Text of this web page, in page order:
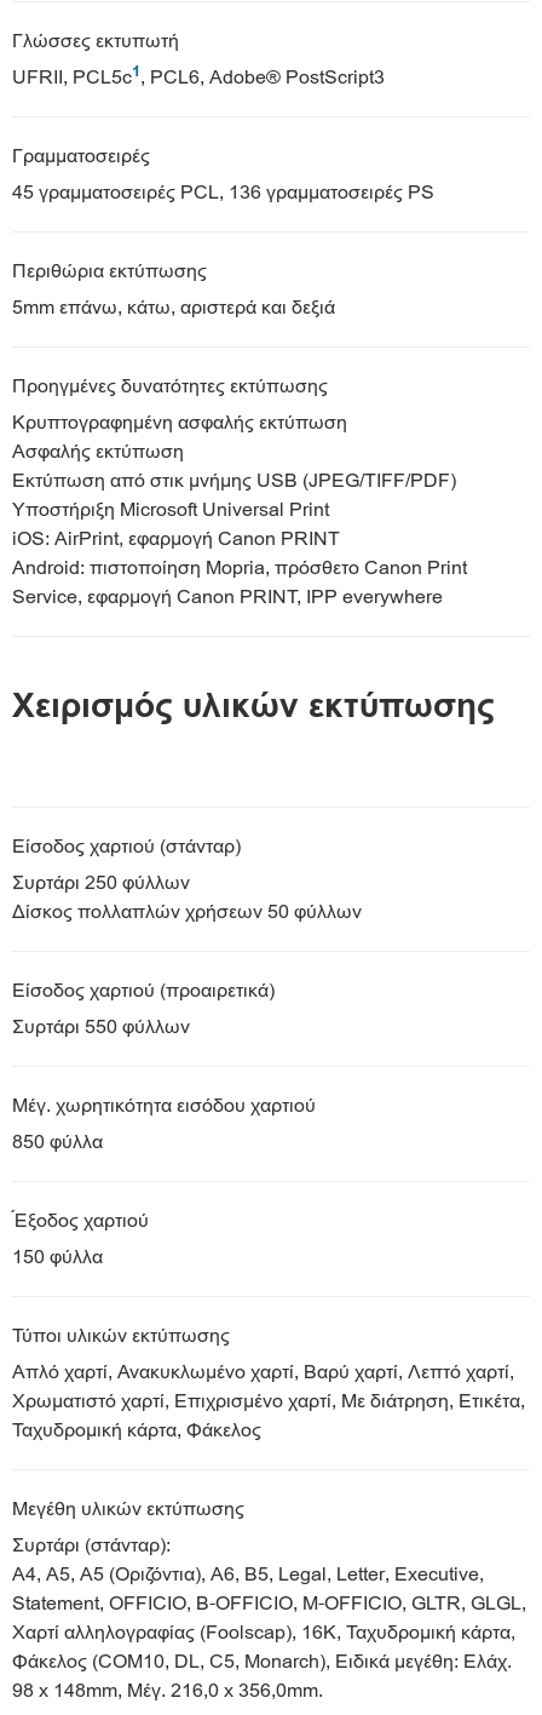
Γλώσσες εκτυπωτή
UFRII, PCL5c1, PCL6, Adobe® PostScript3
Γραμματοσειρές
45 γραμματοσειρές PCL, 136 γραμματοσειρές PS
Περιθώρια εκτύπωσης
5mm επάνω, κάτω, αριστερά και δεξιά
Προηγμένες δυνατότητες εκτύπωσης
Κρυπτογραφημένη ασφαλής εκτύπωση
Ασφαλής εκτύπωση
Εκτύπωση από στικ μνήμης USB (JPEG/TIFF/PDF)
Υποστήριξη Microsoft Universal Print
iOS: AirPrint, εφαρμογή Canon PRINT
Android: πιστοποίηση Mopria, πρόσθετο Canon Print
Service, εφαρμογή Canon PRINT, IPP everywhere
Χειρισμός υλικών εκτύπωσης
Είσοδος χαρτιού (στάνταρ)
Συρτάρι 250 φύλλων
Δίσκος πολλαπλών χρήσεων 50 φύλλων
Είσοδος χαρτιού (προαιρετικά)
Συρτάρι 550 φύλλων
Μέγ. χωρητικότητα εισόδου χαρτιού
850 φύλλα
Έξοδος χαρτιού
150 φύλλα
Τύποι υλικών εκτύπωσης
Απλό χαρτί, Ανακυκλωμένο χαρτί, Βαρύ χαρτί, Λεπτό χαρτί,
Χρωματιστό χαρτί, Επιχρισμένο χαρτί, Με διάτρηση, Ετικέτα,
Ταχυδρομική κάρτα, Φάκελος
Μεγέθη υλικών εκτύπωσης
Συρτάρι (στάνταρ):
A4, A5, A5 (Οριζόντια), Α6, B5, Legal, Letter, Executive,
Statement, OFFICIO, B-OFFICIO, M-OFFICIO, GLTR, GLGL,
Χαρτί αλληλογραφίας (Foolscap), 16K, Ταχυδρομική κάρτα,
Φάκελος (COM10, DL, C5, Monarch), Ειδικά μεγέθη: Ελάχ.
98 x 148mm, Μέγ. 216,0 x 356,0mm.